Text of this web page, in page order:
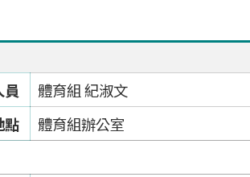
員
體育組 紀淑文
點
體育組辦公室